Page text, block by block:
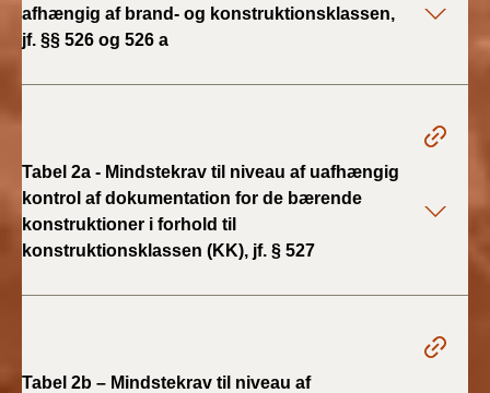
BR18 (17/9 - 31/12
2022)
BR18 (1/1 - 30/6
2022)
BR18 (29/6 - 31/12
afhængig af brand- og konstruktionsklassen,
jf. §§ 526 og 526 a
Tabel 2a - Mindstekrav til niveau af uafhængig
kontrol af dokumentation for de bærende
konstruktioner i forhold til
konstruktionsklassen (KK), jf. § 527
Tabel 2b – Mindstekrav til niveau af